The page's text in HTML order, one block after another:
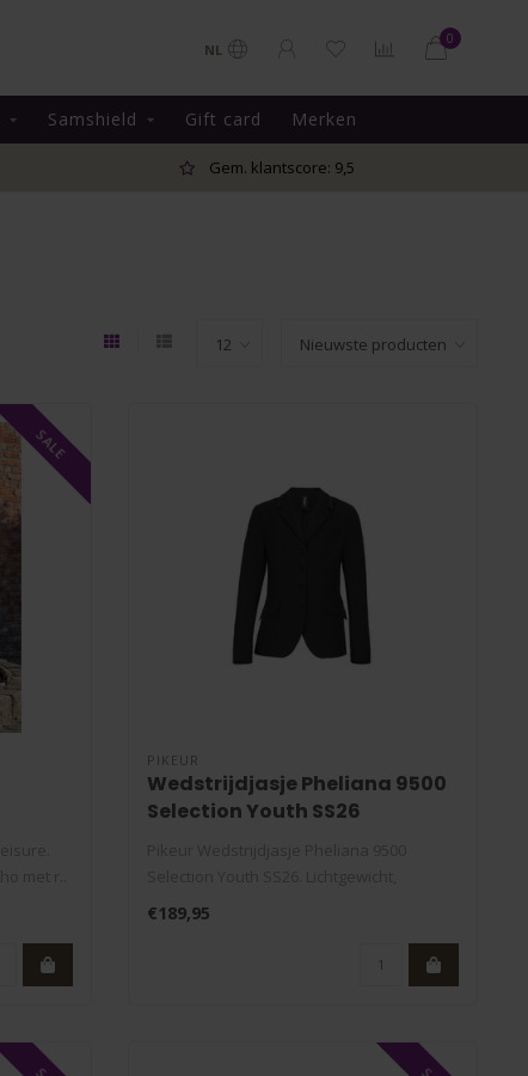
NL
0
Samshield Gift card Merken
Gem. klantscore: 9,5
SALE
PIKEUR
Wedstrijdjasje Pheliana 9500
Selection Youth SS26
ademend ..
€189,95